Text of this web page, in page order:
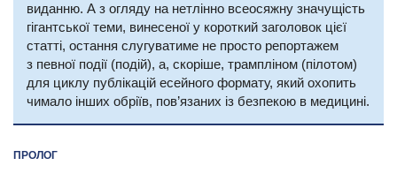
виданню. А з огляду на нетлінно всеосяжну значущість
гігантської теми, винесеної у короткий заголовок цієї
статті, остання слугуватиме не просто репортажем
з певної події (подій), а, скоріше, трампліном (пілотом)
для циклу публікацій есейного формату, який охопить
чимало інших обріїв, пов’язаних із безпекою в медицині.
ПРОЛОГ